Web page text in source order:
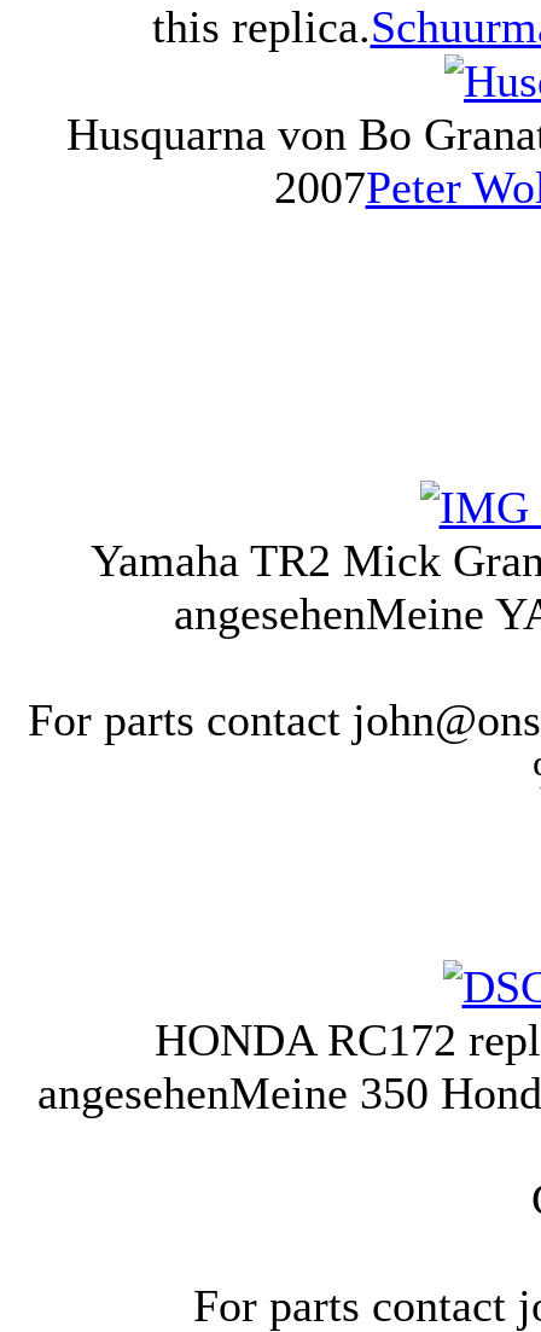
this replica.
Husquarna von Bo
2007Peter
Yamaha TR2 Mick
angesehenMeine
For parts contact
HONDA RC172
angesehenMeine 350
For parts contact